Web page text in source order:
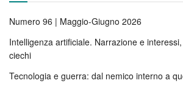
Numero 96 | Maggio-Giugno 2026
Intelligenza artificiale. Narrazione e
ciechi
Tecnologia e guerra: dal nemico interno a